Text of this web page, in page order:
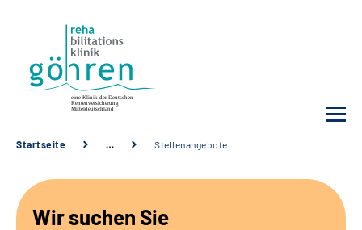
Ihre Reha
Startseite … Stellenangebote
Wir suchen Sie